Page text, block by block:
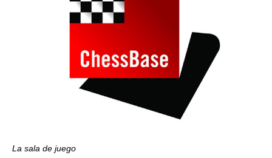
La sala de juego